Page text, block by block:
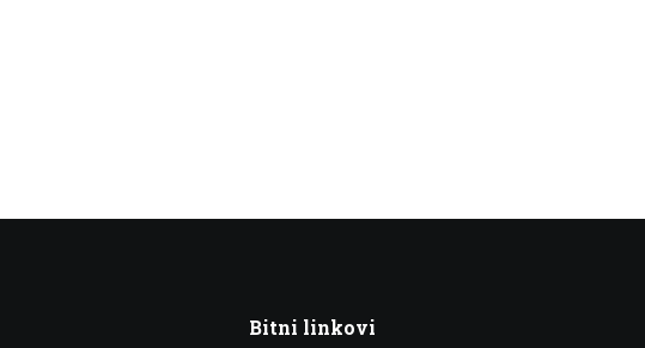
Bitni linkovi